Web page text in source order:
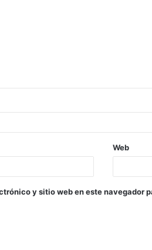
Web
y sitio web en este navegador